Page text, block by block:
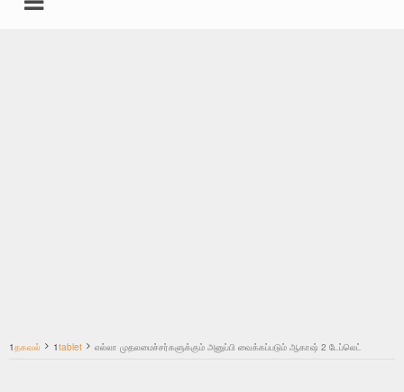
1தகவல் 1tablet எல்லா முதலமைச்சர்களுக்கும் அனுப்பி வைக்கப்படும் ஆகாஷ் 2 டேப்லெட்
மற்றவை